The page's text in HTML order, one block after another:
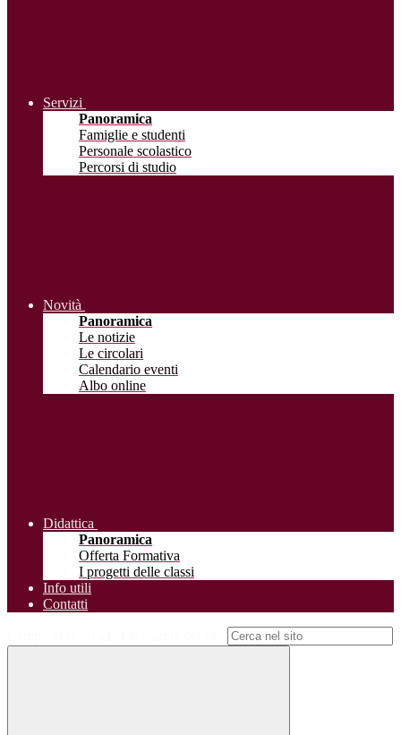
Servizi
Panoramica
Famiglie e studenti
Personale scolastico
Percorsi di studio
Novità
Panoramica
Le notizie
Le circolari
Calendario eventi
Albo online
Didattica
Panoramica
Offerta Formativa
I progetti delle classi
Info utili
Contatti